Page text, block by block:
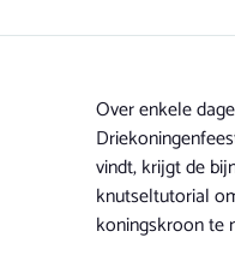
Over enkele
vindt, krijgt de
knutseltutorial
koningskroon te